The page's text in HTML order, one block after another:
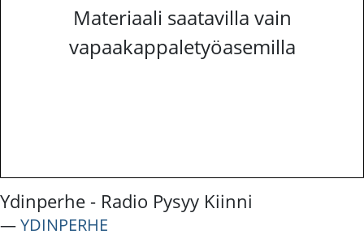
Materiaali saatavilla vain
vapaakappaletyöasemilla
Ydinperhe - Radio Pysyy Kiinni
―YDINPERHE